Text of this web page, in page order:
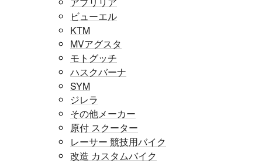
ビューエル
KTM
MVアグスタ
モトグッチ
ハスクバーナ
SYM
ジレラ
その他メーカー
原付 スクーター
レーサー 競技用バイク
改造 カスタムバイク